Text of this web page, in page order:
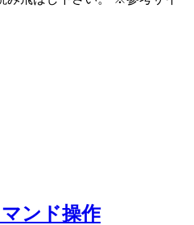
ンド操作